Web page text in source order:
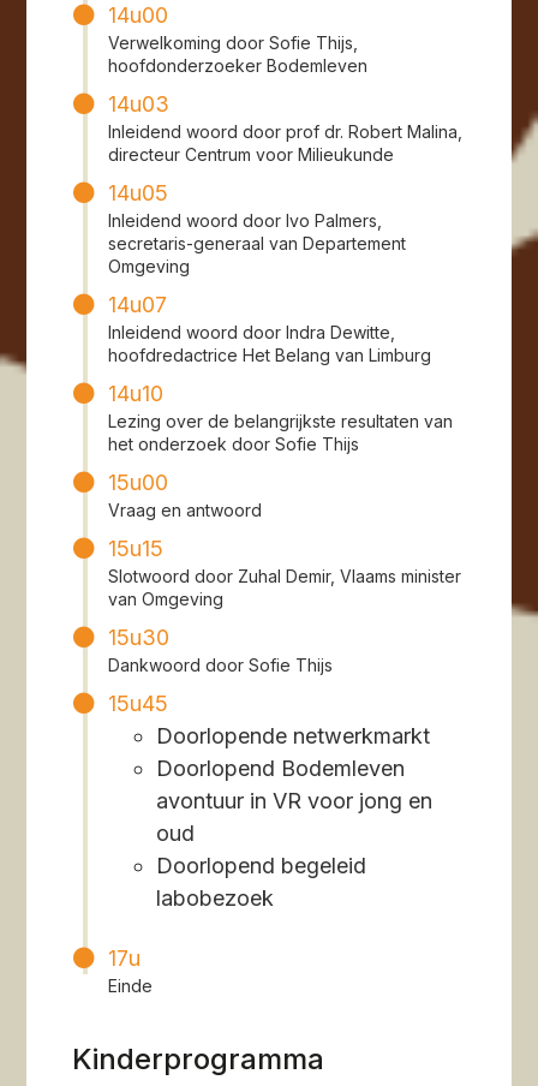
14u00
Verwelkoming door Sofie Thijs,
hoofdonderzoeker Bodemleven
14u03
Inleidend woord door prof dr. Robert Malina,
directeur Centrum voor Milieukunde
14u05
Inleidend woord door Ivo Palmers,
secretaris-generaal van Departement
Omgeving
14u07
Inleidend woord door Indra Dewitte,
hoofdredactrice Het Belang van Limburg
14u10
Lezing over de belangrijkste resultaten van
het onderzoek door Sofie Thijs
15u00
Vraag en antwoord
15u15
Slotwoord door Zuhal Demir, Vlaams minister
van Omgeving
15u30
Dankwoord door Sofie Thijs
15u45
Doorlopende netwerkmarkt
Doorlopend Bodemleven
avontuur in VR voor jong en
oud
Doorlopend begeleid
labobezoek
17u
Einde
Kinderprogramma